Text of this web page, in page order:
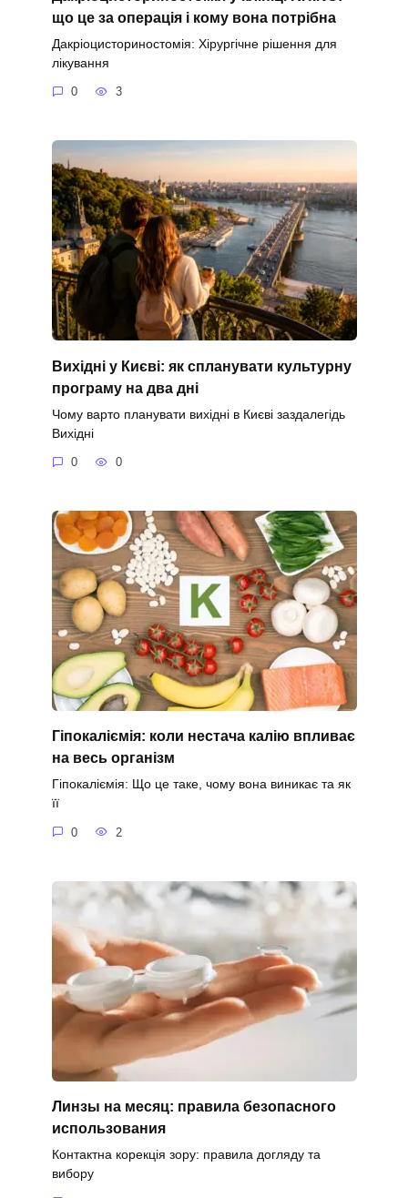
що це за операція і кому вона потрібна
Дакріоцисториностомія: Хірургічне рішення для
лікування
0 3
Вихідні у Києві: як спланувати культурну
програму на два дні
Чому варто планувати вихідні в Києві заздалегідь
Вихідні
0 0
Гіпокаліємія: коли нестача калію впливає
на весь організм
Гіпокаліємія: Що це таке, чому вона виникає та як
її
0 2
Линзы на месяц: правила безопасного
использования
Контактна корекція зору: правила догляду та
вибору